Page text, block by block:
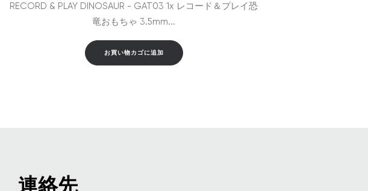
RECORD & PLAY DINOSAUR - GAT03 1x レコード＆プレイ恐
竜おもちゃ 3.5mm...
お買い物カゴに追加
連絡先